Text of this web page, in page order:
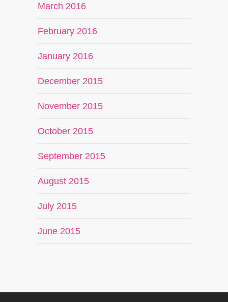
March 2016
February 2016
January 2016
December 2015
November 2015
October 2015
September 2015
August 2015
July 2015
June 2015